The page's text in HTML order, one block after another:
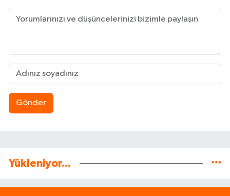
Gönder
Yükleniyor...